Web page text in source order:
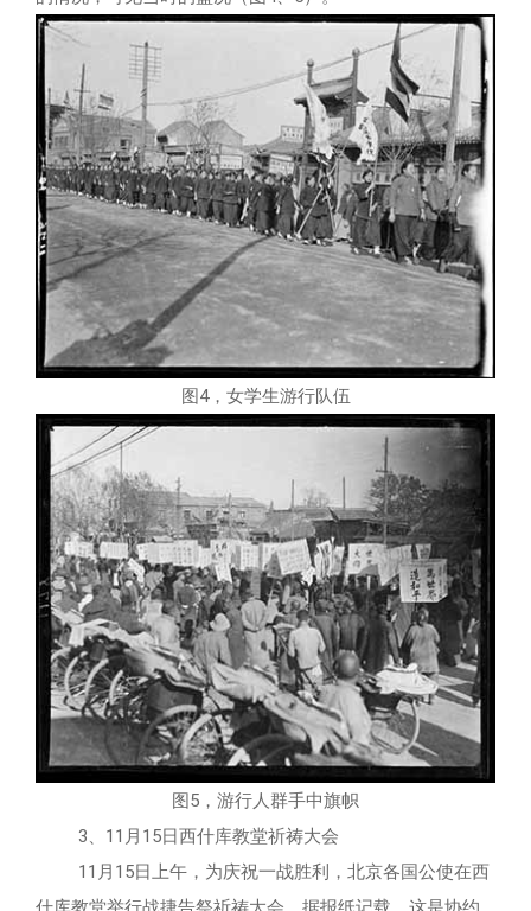
图4，女学生游行队伍
图5，游行人群手中旗帜
3、11月15日西什库教堂祈祷大会
11月15日上午，为庆祝一战胜利，北京各国公使在西